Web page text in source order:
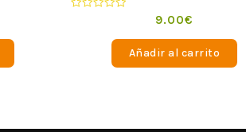
9.00€
Añadir al carrito